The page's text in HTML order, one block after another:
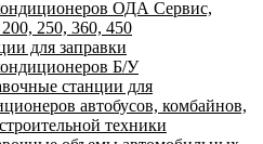
ОДА Сервис,
250, 360, 450
для заправки
Б/У
станции для
автобусов, комбайнов,
техники